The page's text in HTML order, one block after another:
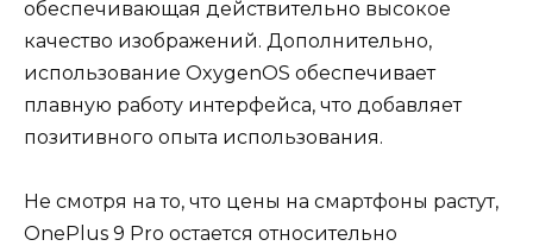
обеспечивающая действительно высокое
качество изображений. Дополнительно,
использование OxygenOS обеспечивает
плавную работу интерфейса, что добавляет
позитивного опыта использования.
Не смотря на то, что цены на смартфоны растут,
OnePlus 9 Pro остается относительно